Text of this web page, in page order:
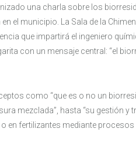
una charla sobre los
el municipio. La Sala de la
que impartirá el ingeniero
con un mensaje central: “el
como “que es o no un
mezclada”, hasta “su gestión y
en fertilizantes mediante procesos